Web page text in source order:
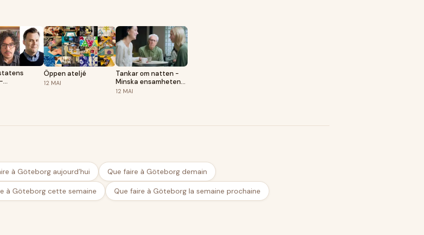
Öppen ateljé
12 MAI
Tankar om natten -
Minska ensamheten
hos äldre
12 MAI
à Göteborg aujourd’hui Que faire à Göteborg demain
à Göteborg cette semaine Que faire à Göteborg la semaine prochaine